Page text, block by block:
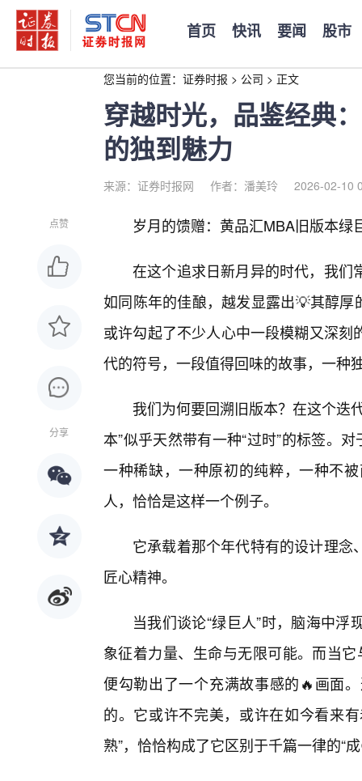
首页 快讯 要闻 股市
您当前的位置： 证券时报 > 公司 > 正文
穿越时光，品鉴经典
的独到魅力
来源：证券时报网 作者：潘美玲 2026-02-10
点赞
分享
岁月的馈赠：黄品汇MBA旧版本绿
在这个追求日新月异的时代，我们
如同陈年的佳酿，越发显露出💡其醇厚
或许勾起了不少人心中一段模糊又深
代的符号，一段值得回味的故事，一种
我们为何要回溯旧版本？在这个迭
本”似乎天然带有一种“过时”的标签。
一种稀缺，一种原初的纯粹，一种不
人，恰恰是这样一个例子。
它承载着那个年代特有的设计理
匠心精神。
当我们谈论“绿巨人”时，脑海中
象征着力量、生命与无限可能。而当它
便勾勒出了一个充满故事感的🔥画面
的。它或许不完美，或许在如今看来
熟”，恰恰构成了它区别于千篇一律的“